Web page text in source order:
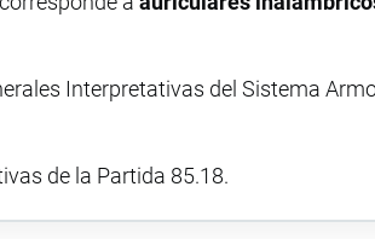
Interpretativas del Sistema
de la Partida 85.18.